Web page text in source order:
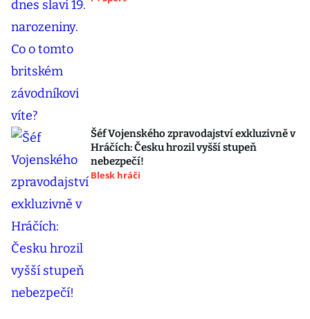
Šéf Vojenského zpravodajství exkluzivně v
Hráčích: Česku hrozil vyšší stupeň
nebezpečí!
Blesk hráči